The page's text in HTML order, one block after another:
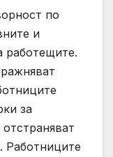
по
и
работещите.
за
Работниците